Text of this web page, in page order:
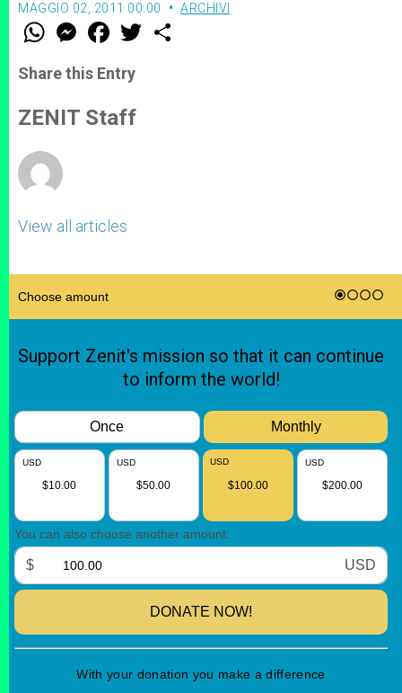
MAGGIO 02, 2011 00:00 ARCHIVI
W
t
s
p
p
M
e
s
e
g
e
F
a
e
b
o
k
w
Share this Entry
ZENIT Staff
View all articles